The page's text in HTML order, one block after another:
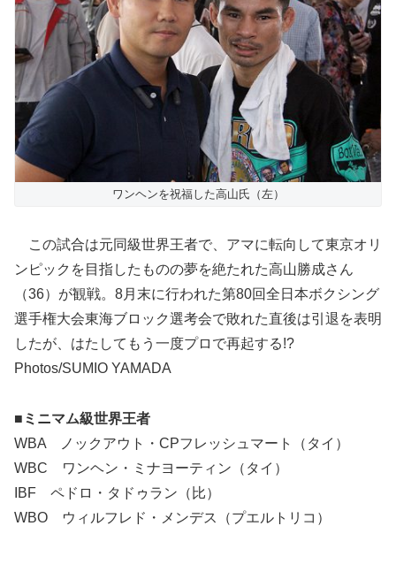
ワンヘンを祝福した高山氏（左）
この試合は元同級世界王者で、アマに転向して東京オリ
ンピックを目指したものの夢を絶たれた高山勝成さん
（36）が観戦。8月末に行われた第80回全日本ボクシング
選手権大会東海ブロック選考会で敗れた直後は引退を表明
したが、はたしてもう一度プロで再起する!?
Photos/SUMIO YAMADA
■ミニマム級世界王者
WBA ノックアウト・CPフレッシュマート（タイ）
WBC ワンヘン・ミナヨーティン（タイ）
IBF ペドロ・タドゥラン（比）
WBO ウィルフレド・メンデス（プエルトリコ）